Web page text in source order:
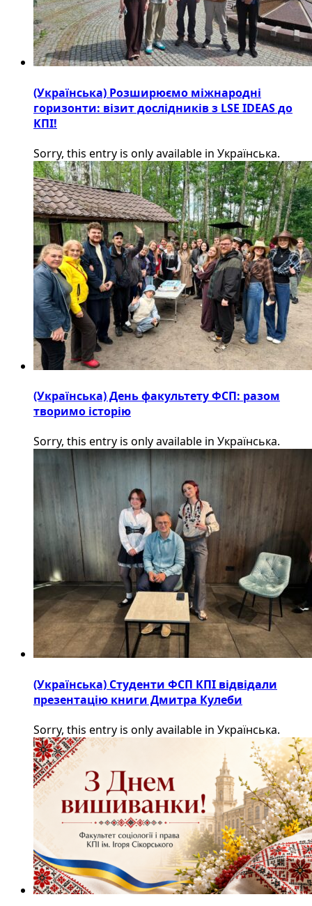
(Українська) Розширюємо міжнародні
горизонти: візит дослідників з LSE IDEAS до
КПІ!
Sorry, this entry is only available in Українська.
(Українська) День факультету ФСП: разом
творимо історію
Sorry, this entry is only available in Українська.
(Українська) Студенти ФСП КПІ відвідали
презентацію книги Дмитра Кулеби
Sorry, this entry is only available in Українська.